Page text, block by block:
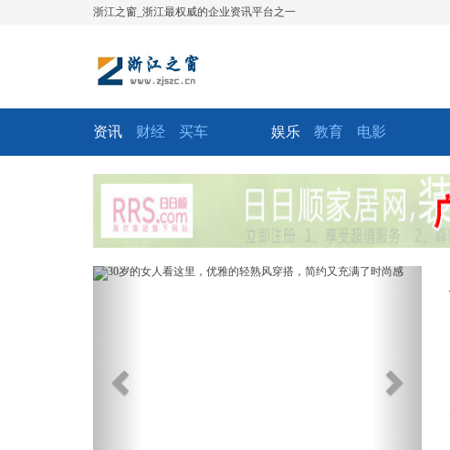
浙江之窗_浙江最权威的企业资讯平台之一
资讯 财经 买车 娱乐 教育 电影
Previous Next